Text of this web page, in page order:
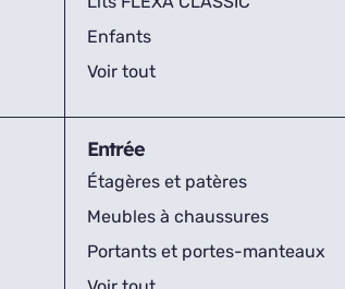
Enfants
Voir tout
Entrée
Étagères et patères
Meubles à chaussures
Portants et portes-manteaux